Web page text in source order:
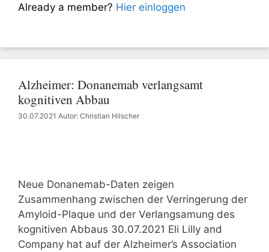
Already a member? Hier einloggen
Alzheimer: Donanemab verlangsamt
kognitiven Abbau
30.07.2021 Autor: Christian Hilscher
Neue Donanemab-Daten zeigen
Zusammenhang zwischen der Verringerung der
Amyloid-Plaque und der Verlangsamung des
kognitiven Abbaus 30.07.2021 Eli Lilly and
Company hat auf der Alzheimer’s Association